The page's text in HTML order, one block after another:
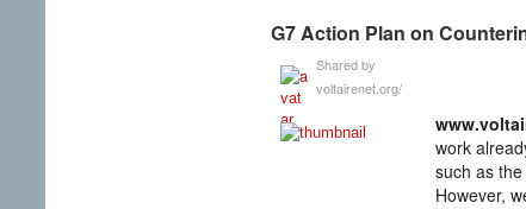
G7 Action Plan on
Shared by
voltairenet.org/
work
such as
However,